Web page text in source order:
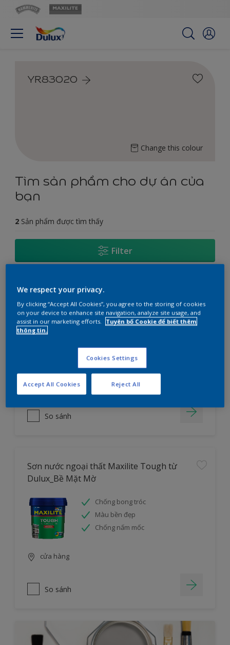
YR83020
Change this colour
Tìm sản phẩm cho dự án của
bạn
2 Sản phẩm được tìm thấy
Filter
Sơn nước ngoại thất Maxilite Tough từ
Dulux_Bề mặt Bóng Mờ
Chống bong tróc và nấm mốc hiệu
cửa hàng
So sánh
Sơn nước ngoại thất Maxilite Tough từ
Dulux_Bề Mặt Mờ
Chống bong tróc
Màu bền đẹp
Chống nấm mốc
cửa hàng
So sánh
We respect your privacy.
By clicking “Accept All Cookies”, you agree to the storing of cookies
on your device to enhance site navigation, analyze site usage, and
assist in our marketing efforts.
Tuyên bố Cookie để biết thêm
thông tin.
Cookies Settings
Reject All
Accept All Cookies